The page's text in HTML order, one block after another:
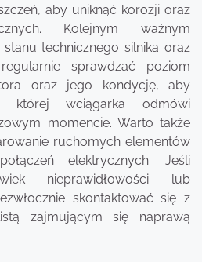
aby uniknąć korozji oraz
Kolejnym ważnym
technicznego silnika oraz
sprawdzać poziom
oraz jego kondycję, aby
której wciągarka odmówi
momencie. Warto także
ruchomych elementów
elektrycznych. Jeśli
nieprawidłowości lub
skontaktować się z
zajmującym się naprawą